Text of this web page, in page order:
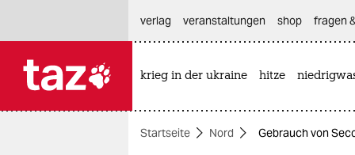
themen
verlag
veranstaltungen shop fragen
krieg in der ukraine hitze
Startseite Nord Gebrauch von